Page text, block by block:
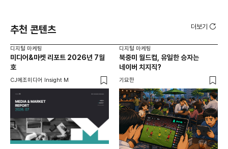
추천 콘텐츠 더보기
디지털 마케팅
미디어&마켓 리포트 2026년 7월
호
CJ메조미디어 Insight M
디지털 마케팅
북중미 월드컵, 유일한 승자는
네이버 치지직?
기묘한